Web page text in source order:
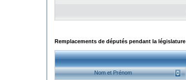
Remplacements de députés pendant la législature
Nom et Prénom